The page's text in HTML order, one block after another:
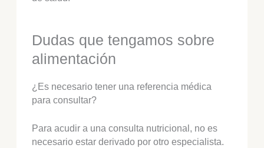
Dudas que tengamos sobre
alimentación
¿Es necesario tener una referencia médica
para consultar?
Para acudir a una consulta nutricional, no es
necesario estar derivado por otro especialista.